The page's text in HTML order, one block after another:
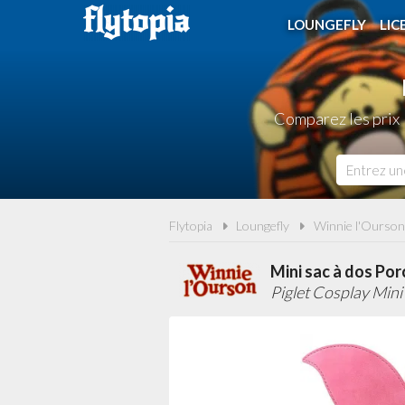
LOUNGEFLY
Comparez les
Flytopia Loungefly Winnie
Mini sac à dos
Piglet Cosplay